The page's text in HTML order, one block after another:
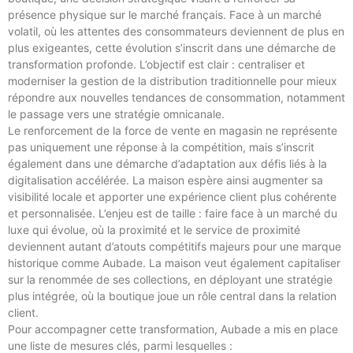
présence physique sur le marché français. Face à un marché
volatil, où les attentes des consommateurs deviennent de plus en
plus exigeantes, cette évolution s’inscrit dans une démarche de
transformation profonde. L’objectif est clair : centraliser et
moderniser la gestion de la distribution traditionnelle pour mieux
répondre aux nouvelles tendances de consommation, notamment
le passage vers une stratégie omnicanale.
Le renforcement de la force de vente en magasin ne représente
pas uniquement une réponse à la compétition, mais s’inscrit
également dans une démarche d’adaptation aux défis liés à la
digitalisation accélérée. La maison espère ainsi augmenter sa
visibilité locale et apporter une expérience client plus cohérente
et personnalisée. L’enjeu est de taille : faire face à un marché du
luxe qui évolue, où la proximité et le service de proximité
deviennent autant d’atouts compétitifs majeurs pour une marque
historique comme Aubade. La maison veut également capitaliser
sur la renommée de ses collections, en déployant une stratégie
plus intégrée, où la boutique joue un rôle central dans la relation
client.
Pour accompagner cette transformation, Aubade a mis en place
une liste de mesures clés, parmi lesquelles :